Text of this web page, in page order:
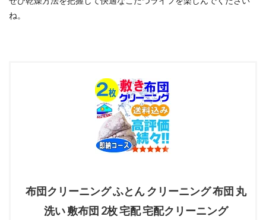
ね。
布団クリーニング ふとん クリーニング 布団 丸
洗い 敷布団 2枚 宅配 宅配クリーニング